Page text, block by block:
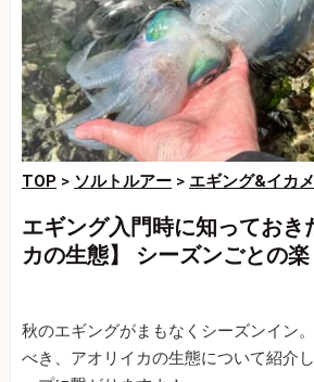
TOP > ソルトルアー > エギング&イカ
エギング入門時に知っておき
カの生態】 シーズンごとの
秋のエギングがまもなくシーズンイン
べき、アオリイカの生態について紹介